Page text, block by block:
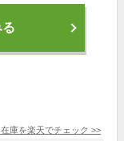
庫を楽天でチェック >>